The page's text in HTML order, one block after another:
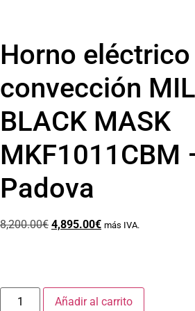
Horno
convección
BLACK MASK
MKF1011CBM
Padova
8,200.00€ 4,895.00€ más IVA.
Añadir al carrito